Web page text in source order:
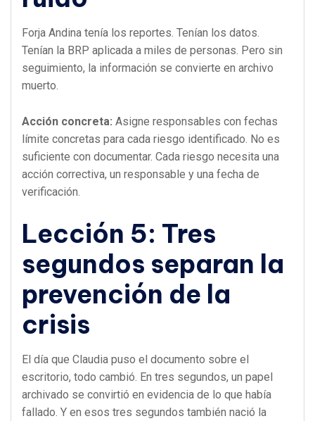
Forja Andina tenía los reportes. Tenían los datos.
Tenían la BRP aplicada a miles de personas. Pero sin
seguimiento, la información se convierte en archivo
muerto.
Acción concreta: Asigne responsables con fechas
límite concretas para cada riesgo identificado. No es
suficiente con documentar. Cada riesgo necesita una
acción correctiva, un responsable y una fecha de
verificación.
Lección 5: Tres
segundos separan la
prevención de la
crisis
El día que Claudia puso el documento sobre el
escritorio, todo cambió. En tres segundos, un papel
archivado se convirtió en evidencia de lo que había
fallado. Y en esos tres segundos también nació la